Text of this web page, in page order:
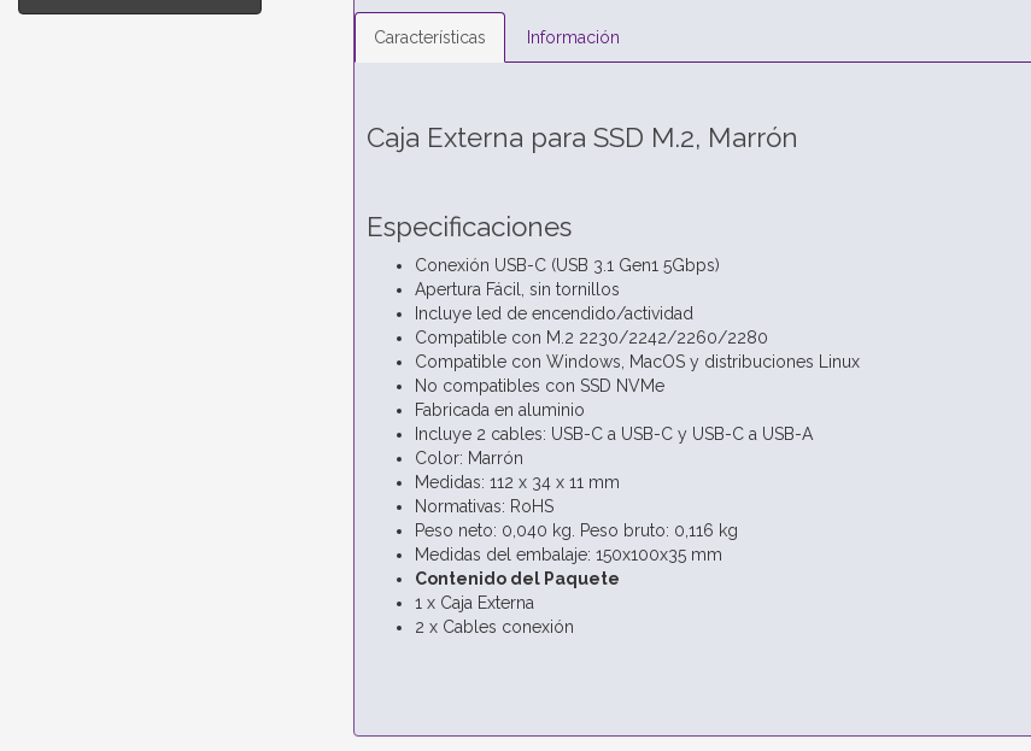
Características Información
Caja Externa para SSD M.2, Marrón
Especificaciones
Conexión USB-C (USB 3.1 Gen1 5Gbps)
Apertura Fácil, sin tornillos
Incluye led de encendido/actividad
Compatible con M.2 2230/2242/2260/2280
Compatible con Windows, MacOS y distribuciones Linux
No compatibles con SSD NVMe
Fabricada en aluminio
Incluye 2 cables: USB-C a USB-C y USB-C a USB-A
Color: Marrón
Medidas: 112 x 34 x 11 mm
Normativas: RoHS
Peso neto: 0,040 kg. Peso bruto: 0,116 kg
Medidas del embalaje: 150x100x35 mm
Contenido del Paquete
1 x Caja Externa
2 x Cables conexión